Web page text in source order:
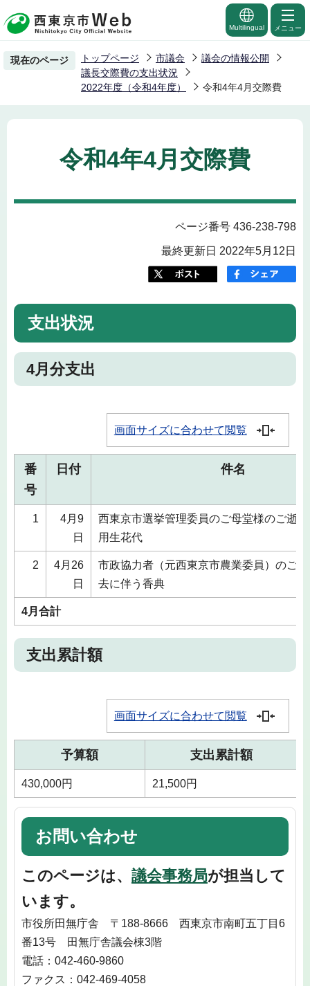
の
ー
の
先
Multilingual メニュー
現在のページ トップページ 市議会
議会の情報公開
議長交際費の支出状況
2022年度（令和4年度）
令和4年4月交際費
令和4年4月交際費
ページ番号 436-238-798
最終更新日 2022年5月12日
支出状況
4月分支出
画面サイズに合わせて閲覧
番
号
日付 件名
1
4月9
日
西東京市選挙管理委員のご母堂様のご逝
用生花代
2
4月26
日
市政協力者（元西東京市農業委員）のご
去に伴う香典
4月合計
支出累計額
画面サイズに合わせて閲覧
予算額 支出累計額
430,000円 21,500円
お問い合わせ
このページは、 議会事務局が担当して
います。
市役所田無庁舎 〒188-8666 西東京市南町五丁目6
番13号 田無庁舎議会棟3階
電話：042-460-9860
ファクス：042-469-4058